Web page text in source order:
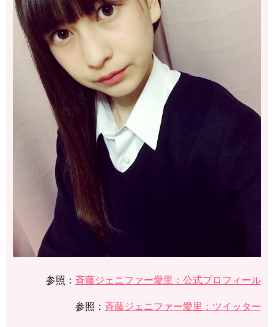
参照： 斉藤ジェニファー愛里：公式プロフィール
参照： 斉藤ジェニファー愛里：ツイッター